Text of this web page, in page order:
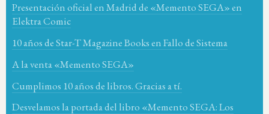
Presentación oficial en Madrid de «Memento SEGA» en
Elektra Comic
10 años de Star-T Magazine Books en Fallo de Sistema
A la venta «Memento SEGA»
Cumplimos 10 años de libros. Gracias a tí.
Desvelamos la portada del libro «Memento SEGA: Los